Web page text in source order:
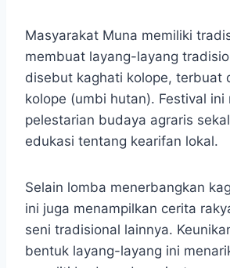
Masyarakat Muna memiliki
membuat layang-layang
disebut kaghati kolope, terbuat
kolope (umbi hutan). Festival ini
pelestarian budaya agraris
edukasi tentang kearifan lokal.
Selain lomba menerbangkan
ini juga menampilkan cerita
seni tradisional lainnya.
bentuk layang-layang ini